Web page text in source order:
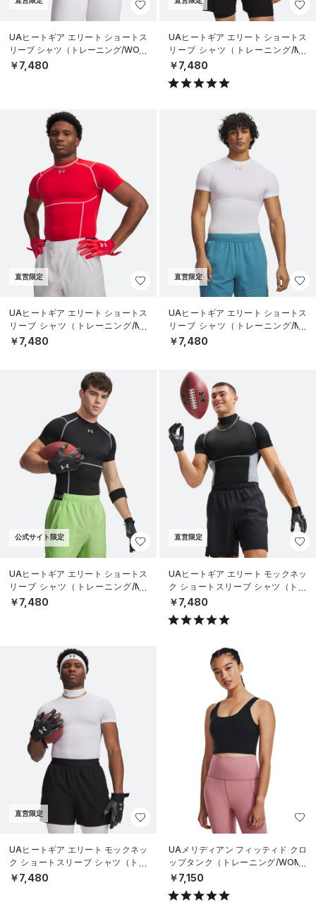
UAヒートギア エリート ショートス
リーブ シャツ（トレーニング/WOM
EN）
￥7,480
UAヒートギア エリート ショートス
リーブ シャツ（トレーニング/ME
N）
￥7,480
直営限定
UAヒートギア エリート ショートス
リーブ シャツ（トレーニング/ME
N）
￥7,480
直営限定
UAヒートギア エリート ショートス
リーブ シャツ（トレーニング/ME
N）
￥7,480
公式サイト限定
UAヒートギア エリート ショートス
リーブ シャツ（トレーニング/ME
N）
￥7,480
直営限定
UAヒートギア エリート モックネッ
ク ショートスリーブ シャツ（トレ
ーニング/MEN）
￥7,480
直営限定
UAヒートギア エリート モックネッ
ク ショートスリーブ シャツ（トレ
ーニング/MEN）
￥7,480
UAメリディアン フィッティド クロ
ップタンク（トレーニング/WOME
N）
￥7,150